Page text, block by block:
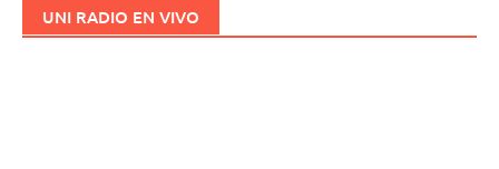
UNI RADIO EN VIVO